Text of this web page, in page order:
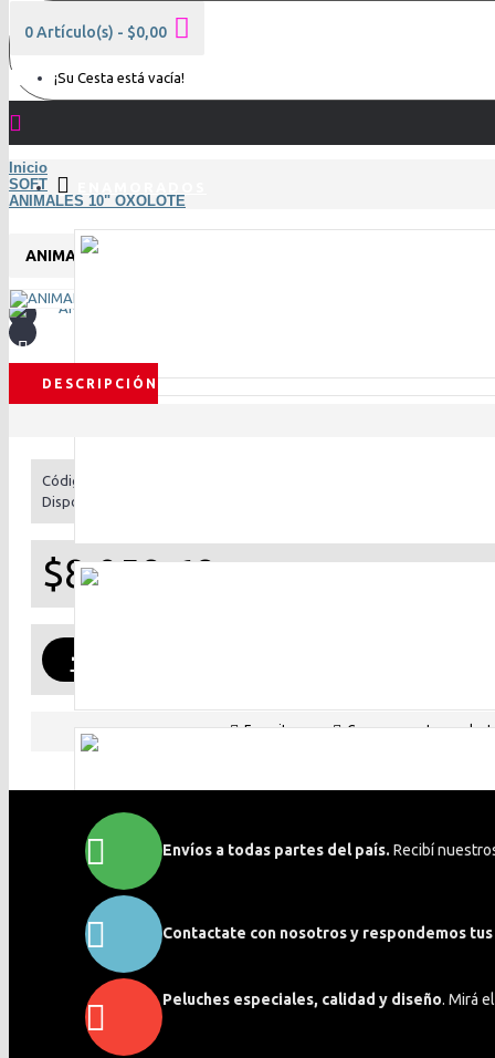
0 Artículo(s) - $0,00
¡Su Cesta está vacía!
Inicio
SOFT
ANIMALES 10" OXOLOTE
ANIMALES 10" OXOLOTE
DESCRIPCIÓN
Código:
Disponibilidad:
$8.059,69
-
+
Favoritos Comparar este
Envíos a todas partes del país. Recibí
Contactate con nosotros y respondemos tus
Peluches especiales, calidad y diseño. Mirá